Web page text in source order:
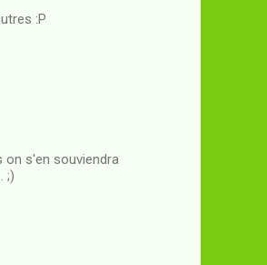
:P
on s'en souviendra
;)